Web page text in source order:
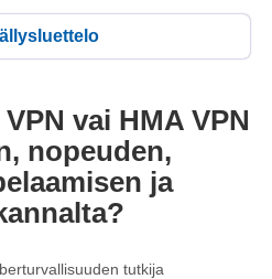
vai HMA VPN
nopeuden,
ja
tutkija